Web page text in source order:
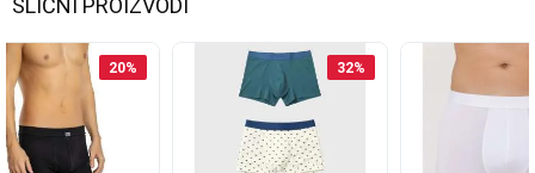
SLIČNI PROIZVODI
20% 32%